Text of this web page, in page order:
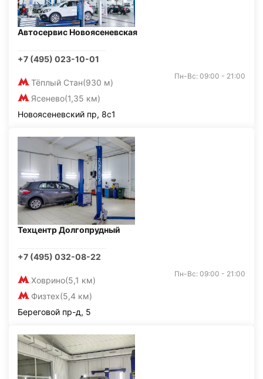
Автосервис Новоясеневская
+7 (495) 023-10-01
Тёплый Стан(930 м)
Ясенево(1,35 км)
Пн-Вс: 09:00 - 21:00
Новоясеневский пр, 8с1
Техцентр Долгопрудный
+7 (495) 032-08-22
Ховрино(5,1 км)
Физтех(5,4 км)
Пн-Вс: 09:00 - 21:00
Береговой пр-д, 5